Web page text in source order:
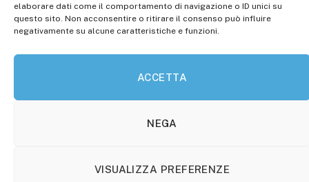
elaborare dati come il comportamento di navigazione o ID unici su
questo sito. Non acconsentire o ritirare il consenso può influire
negativamente su alcune caratteristiche e funzioni.
ACCETTA
NEGA
VISUALIZZA PREFERENZE
Roc: iscrizione n° 25549 (Prot. 1138/com/15 del
30.04.2015)
P.Iva: 01707150700